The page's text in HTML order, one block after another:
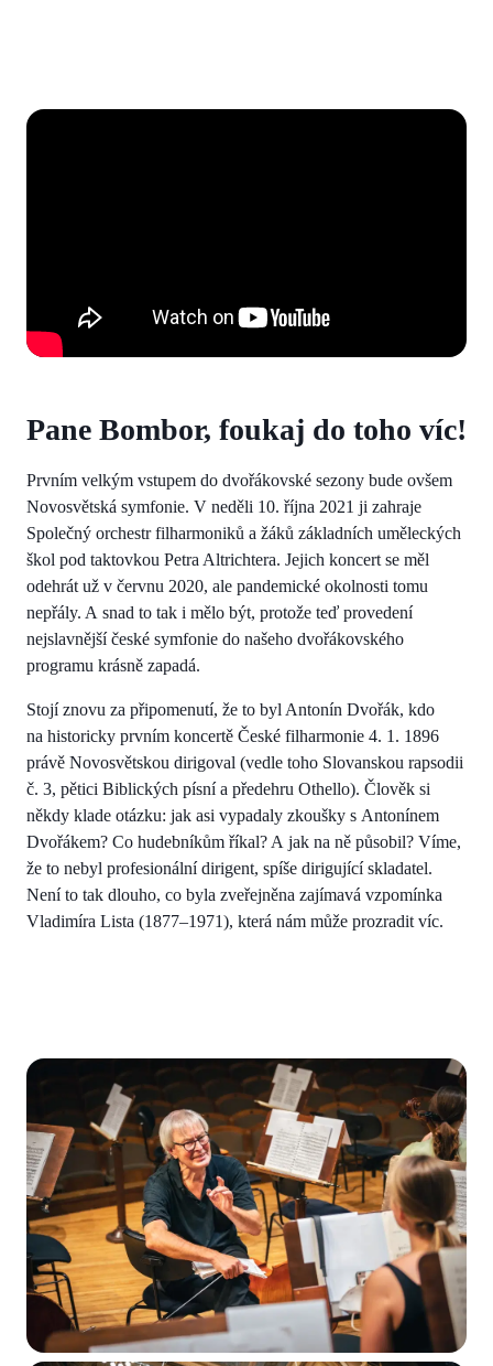
Pane Bombor, foukaj do toho víc!
Prvním velkým vstupem do dvořákovské sezony bude ovšem
Novosvětská symfonie. V neděli 10. října 2021 ji zahraje
Společný orchestr filharmoniků a žáků základních uměleckých
škol pod taktovkou Petra Altrichtera. Jejich koncert se měl
odehrát už v červnu 2020, ale pandemické okolnosti tomu
nepřály. A snad to tak i mělo být, protože teď provedení
nejslavnější české symfonie do našeho dvořákovského
programu krásně zapadá.
Stojí znovu za připomenutí, že to byl Antonín Dvořák, kdo
na historicky prvním koncertě České filharmonie 4. 1. 1896
právě Novosvětskou dirigoval (vedle toho Slovanskou rapsodii
č. 3, pětici Biblických písní a předehru Othello). Člověk si
někdy klade otázku: jak asi vypadaly zkoušky s Antonínem
Dvořákem? Co hudebníkům říkal? A jak na ně působil? Víme,
že to nebyl profesionální dirigent, spíše dirigující skladatel.
Není to tak dlouho, co byla zveřejněna zajímavá vzpomínka
Vladimíra Lista (1877–1971), která nám může prozradit víc.